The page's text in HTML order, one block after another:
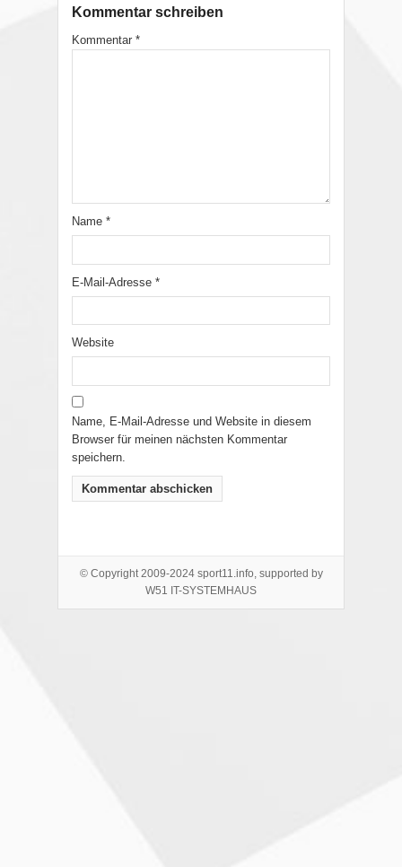
Kommentar schreiben
Kommentar *
Name *
E-Mail-Adresse *
Website
Name, E-Mail-Adresse und Website in diesem
Browser für meinen nächsten Kommentar
speichern.
© Copyright 2009-2024 sport11.info, supported by
W51 IT-SYSTEMHAUS